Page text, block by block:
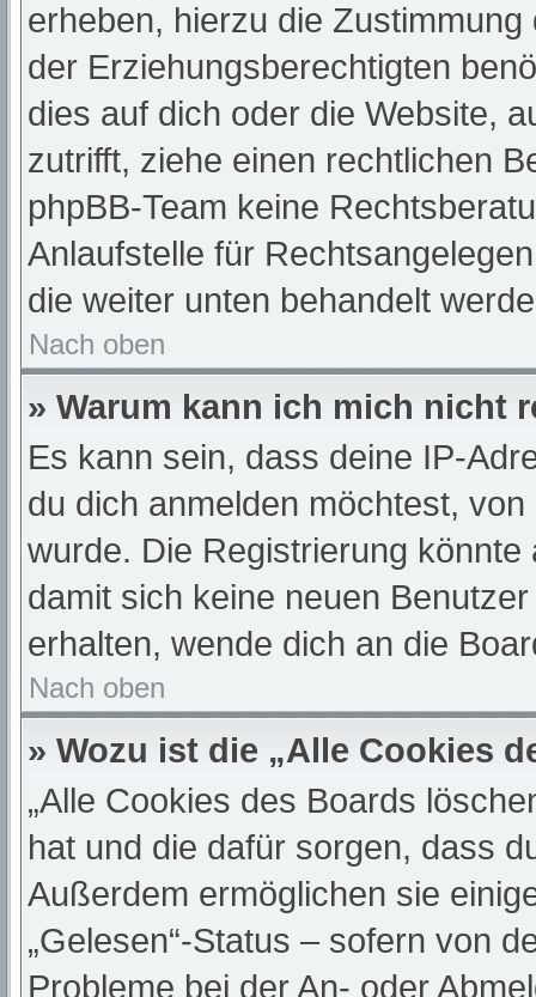
erheben, hierzu die
der Erziehungsberechtigten
dies auf dich oder die Website,
zutrifft, ziehe einen rechtlichen
phpBB-Team keine
Anlaufstelle für
die weiter unten behandelt
Nach oben
» Warum kann ich mich nicht
Es kann sein, dass deine IP-
du dich anmelden möchtest,
wurde. Die Registrierung
damit sich keine neuen
erhalten, wende dich an die
Nach oben
» Wozu ist die „Alle Cookies
„Alle Cookies des Boards
hat und die dafür sorgen, dass
Außerdem ermöglichen sie
„Gelesen“-Status – sofern von
Probleme bei der An- oder